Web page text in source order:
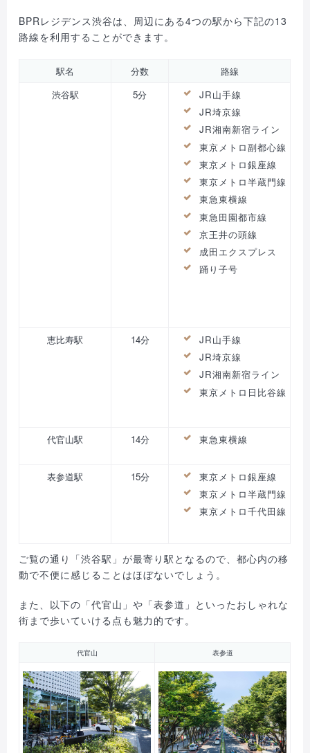
BPRレジデンス渋谷は、周辺にある4つの駅から下記の13
路線を利用することができます。
駅名 分数
路線
渋谷駅
5分
JR山手線
JR埼京線
JR湘南新宿ライン
東京メトロ副都心線
東京メトロ銀座線
東京メトロ半蔵門線
東急東横線
東急田園都市線
京王井の頭線
成田エクスプレス
踊り子号
恵比寿駅 14分
JR山手線
JR埼京線
JR湘南新宿ライン
東京メトロ日比谷線
代官山駅 14分 東急東横線
表参道駅 15分
東京メトロ銀座線
東京メトロ半蔵門線
東京メトロ千代田線
ご覧の通り「渋谷駅」が最寄り駅となるので、都心内の移
動で不便に感じることはほぼないでしょう。
また、以下の「代官山」や「表参道」といったおしゃれな
街まで歩いていける点も魅力的です。
代官山 表参道